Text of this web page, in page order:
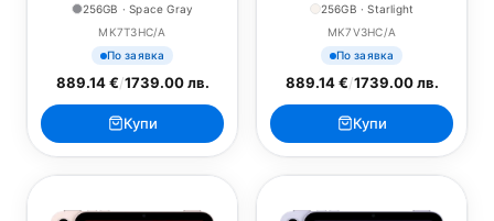
256GB · Space Gray
MK7T3HC/A
По заявка
889.14 €/1739.00 лв.
Купи
256GB · Starlight
MK7V3HC/A
По заявка
889.14 €/1739.00 лв.
Купи